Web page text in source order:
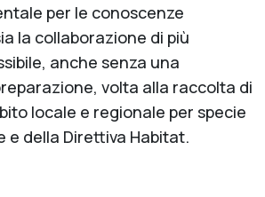
per le conoscenze
la collaborazione di più
anche senza una
volta alla raccolta di
locale e regionale per specie
e della Direttiva Habitat.